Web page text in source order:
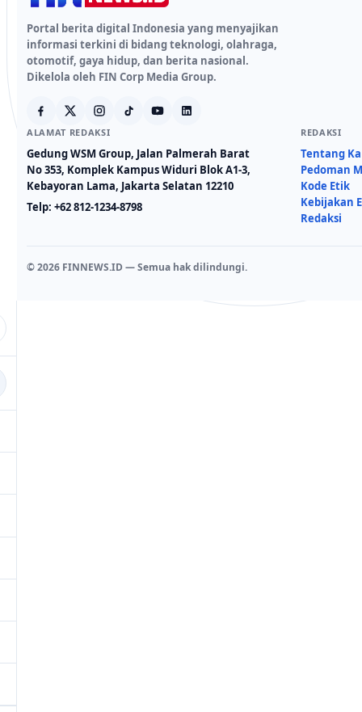
Portal berita digital Indonesia yang menyajikan
informasi terkini di bidang teknologi, olahraga,
otomotif, gaya hidup, dan berita nasional.
Dikelola oleh FIN Corp Media Group.
ALAMAT REDAKSI
Gedung WSM Group, Jalan Palmerah Barat
No 353, Komplek Kampus Widuri Blok A1-3,
Kebayoran Lama, Jakarta Selatan 12210
Telp: +62 812-1234-8798
REDAKSI
Tentang
Pedoman
Kode Etik
Kebijakan
Redaksi
© 2026 FINNEWS.ID — Semua hak dilindungi.